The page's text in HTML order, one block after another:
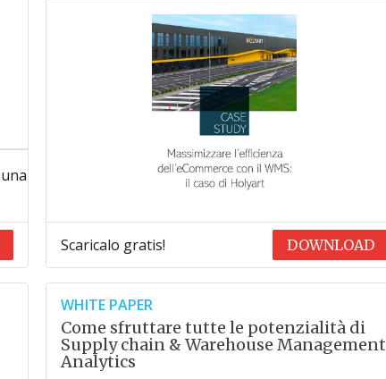
Scaricalo gratis! DOWNLOAD
WHITE PAPER
Come sfruttare tutte le potenzialità di
Supply chain & Warehouse Management
Analytics